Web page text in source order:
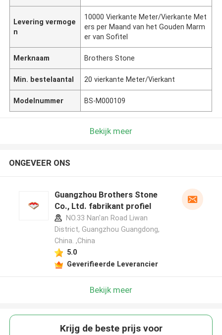
Levering vermoge
n
10000 Vierkante Meter/Vierkante Met
ers per Maand van het Gouden Marm
er van Sofitel
Merknaam Brothers Stone
Min. bestelaantal 20 vierkante Meter/Vierkant
Modelnummer BS-M000109
Bekijk meer
ONGEVEER ONS
Guangzhou Brothers Stone
Co., Ltd. fabrikant profiel
NO.33 Nan'an Road Liwan
District, Guangzhou Guangdong,
China. ,China
5.0
Geverifieerde Leverancier
Bekijk meer
Krijg de beste prijs voor